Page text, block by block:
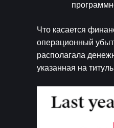
Что касается
операционный
располагала
указанная на